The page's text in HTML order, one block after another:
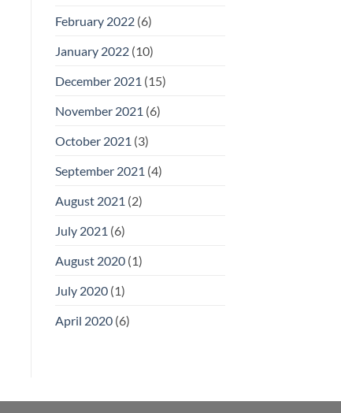
February 2022(6)
January 2022(10)
December 2021 (15)
November 2021 (6)
October 2021 (3)
September 2021 (4)
August 2021 (2)
July 2021 (6)
August 2020(1)
July 2020(1)
April 2020(6)